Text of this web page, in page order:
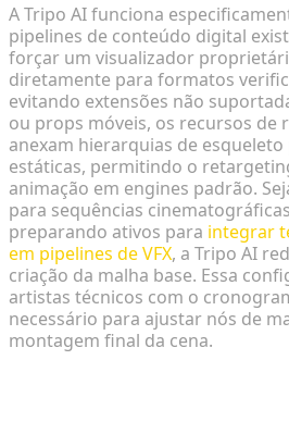
A Tripo AI funciona
pipelines de conteúdo digital
forçar um visualizador
diretamente para formatos
evitando extensões não
ou props móveis, os recursos de
anexam hierarquias de
estáticas, permitindo o
animação em engines padrão.
para sequências
preparando ativos para integrar
em pipelines de VFX, a Tripo AI
criação da malha base. Essa
artistas técnicos com o
necessário para ajustar nós de
montagem final da cena.